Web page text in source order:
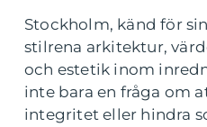
Stockholm, känd för
stilrena arkitektur,
och estetik inom
inte bara en fråga om
integritet eller hindra